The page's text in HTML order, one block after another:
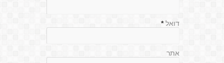
דואל *
אתר